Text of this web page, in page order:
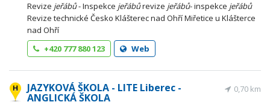
Revize jeřábů- Inspekce jeřábůrevize jeřábů- inspekce jeřábů
Revize technické Česko Klášterec nad Ohří Miřetice u Klášterce
nad Ohří
+420 777 880 123
Web
JAZYKOVÁ ŠKOLA - LITE Liberec -
ANGLICKÁ ŠKOLA
0,70 km